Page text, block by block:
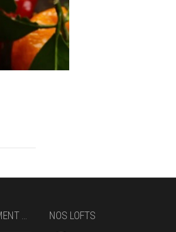
… NOS LOFTS